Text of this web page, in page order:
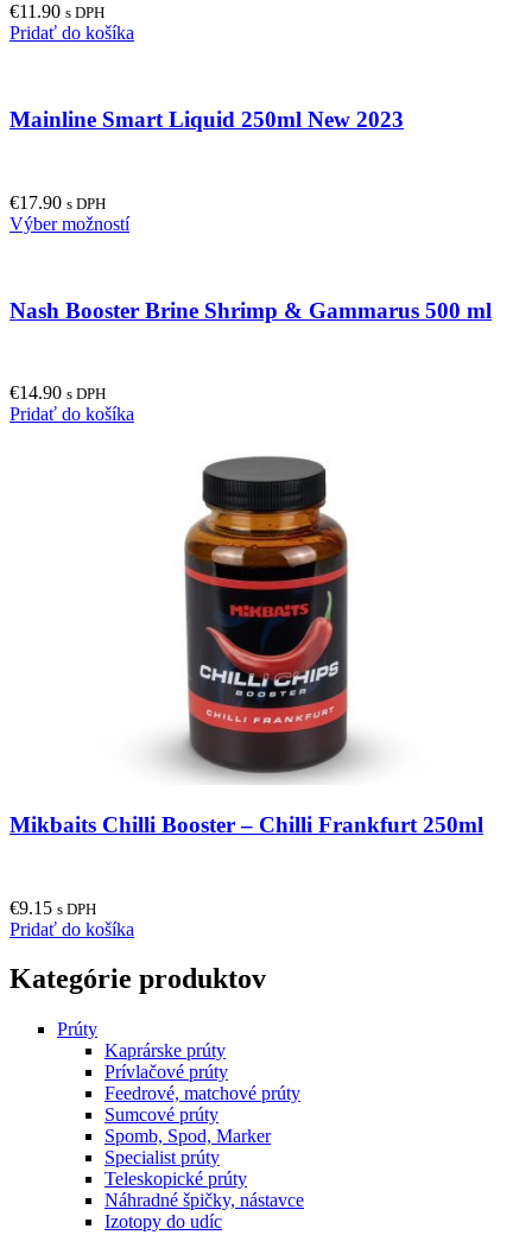
€11.90 s DPH
Pridať do košíka
Mainline Smart Liquid 250ml New 2023
€17.90 s DPH
Výber možnostíThis
variants.
chosen
Nash Booster Brine Shrimp & Gammarus 500 ml
€14.90 s DPH
Pridať do košíka
Mikbaits Chilli Booster – Chilli Frankfurt 250ml
€9.15 s DPH
Pridať do košíka
Kategórie produktov
Prúty
Kaprárske prúty
Prívlačové prúty
Feedrové, matchové prúty
Sumcové prúty
Spomb, Spod, Marker
Specialist prúty
Teleskopické prúty
Náhradné špičky, nástavce
Izotopy do udíc